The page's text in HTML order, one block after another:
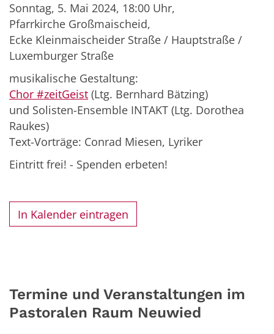
Sonntag, 5. Mai 2024, 18:00 Uhr,
Pfarrkirche Großmaischeid,
Ecke Kleinmaischeider Straße / Hauptstraße /
Luxemburger Straße
musikalische Gestaltung:
Chor #zeitGeist (Ltg. Bernhard Bätzing)
und Solisten-Ensemble INTAKT (Ltg. Dorothea
Raukes)
Text-Vorträge: Conrad Miesen, Lyriker
Eintritt frei! - Spenden erbeten!
In Kalender eintragen
Termine und Veranstaltungen im
Pastoralen Raum Neuwied